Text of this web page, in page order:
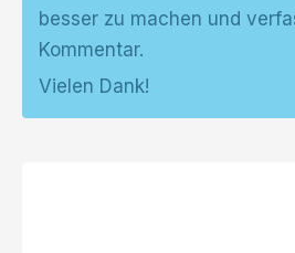
besser zu machen und
Kommentar.
Vielen Dank!